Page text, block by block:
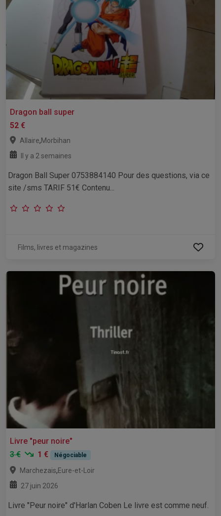
Dragon ball super
52 €
Allaire,Morbihan
Il y a 2 semaines
Dragon Ball Super 0753884140 Pour des questions, via ce
site /sms TARIF 51€ Contenu...
Films, livres et magazines
Livre "peur noire"
3 €
1 € Négociable
Marchezais,Eure-et-Loir
27 juin 2026
Livre "Peur noire" d'Harlan Coben Le livre est comme neuf.